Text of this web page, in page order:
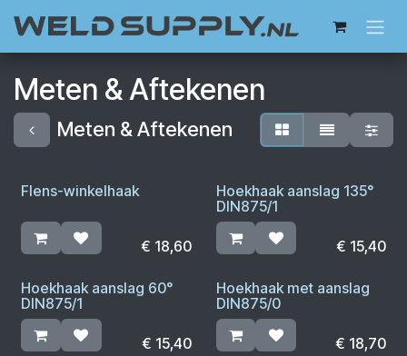
Meten & Aftekenen
Meten & Aftekenen
Flens-winkelhaak
€ 18,60
Hoekhaak aanslag 135°
DIN875/1
€ 15,40
Hoekhaak aanslag 60°
DIN875/1
€ 15,40
Hoekhaak met aanslag
DIN875/0
€ 18,70